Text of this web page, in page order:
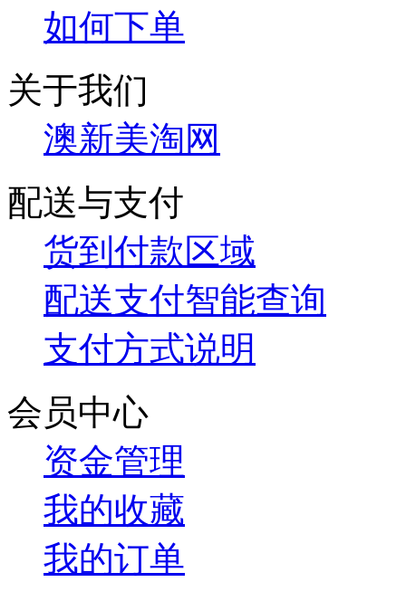
如何下单
关于我们
澳新美淘网
配送与支付
货到付款区域
配送支付智能查询
支付方式说明
会员中心
资金管理
我的收藏
我的订单